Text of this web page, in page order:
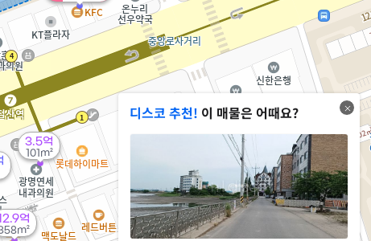
2.4억
85m²
억
3.5억
101m²
9,700만
42m²
109m²
디스코 추천! 이 매물은 어때요?